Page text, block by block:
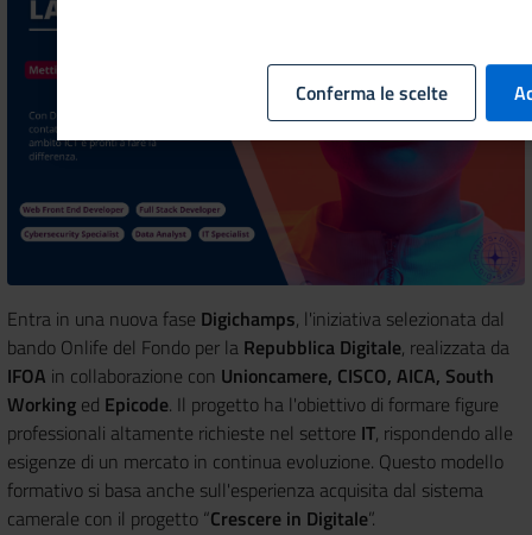
Entra in una nuova fase Digichamps, l'iniziativa selezionata dal
bando Onlife del Fondo per la Repubblica Digitale, realizzata da
IFOA in collaborazione con Unioncamere, CISCO, AICA, South
Working ed Epicode. Il progetto ha l'obiettivo di formare figure
professionali altamente richieste nel settore IT, rispondendo alle
esigenze di un mercato in continua evoluzione. Questo modello
formativo si basa anche sull'esperienza acquisita dal sistema
camerale con il progetto “Crescere in Digitale”.
Conferma le scelte